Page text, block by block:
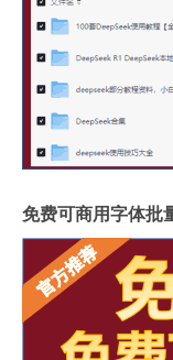
免费可商用字体批